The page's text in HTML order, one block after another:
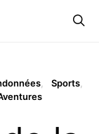
Sports